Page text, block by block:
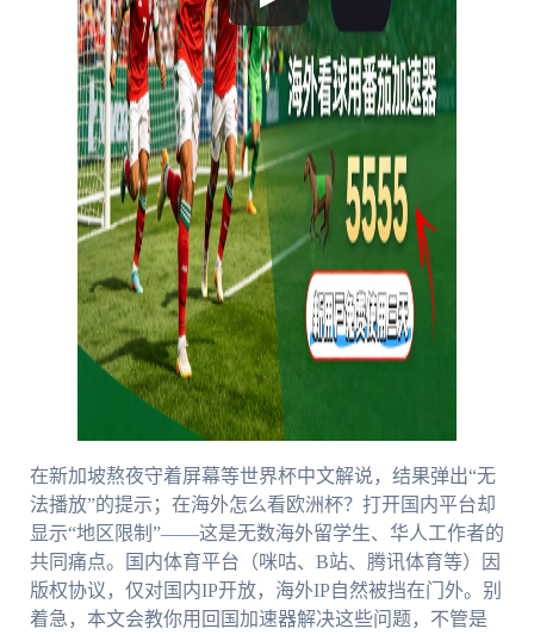
在新加坡熬夜守着屏幕等世界杯中文解说，结果弹出“无
法播放”的提示；在海外怎么看欧洲杯？打开国内平台却
显示“地区限制”——这是无数海外留学生、华人工作者的
共同痛点。国内体育平台（咪咕、B站、腾讯体育等）因
版权协议，仅对国内IP开放，海外IP自然被挡在门外。别
着急，本文会教你用回国加速器解决这些问题，不管是